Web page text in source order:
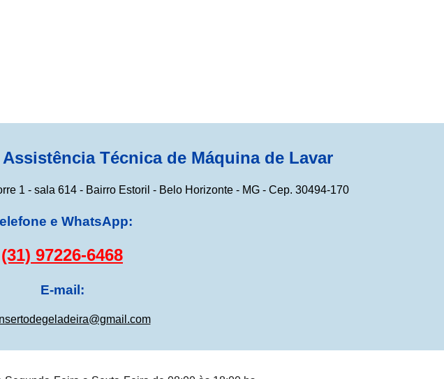
Técnica de Máquina de Lavar
1 - sala 614 - Bairro Estoril - Belo Horizonte - MG - Cep. 30494-170
e WhatsApp:
(31) 97226-6468
E-mail: